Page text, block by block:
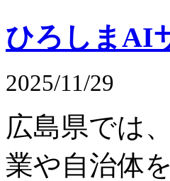
ひろしまAI
2025/11/29
広島県では
業や自治体